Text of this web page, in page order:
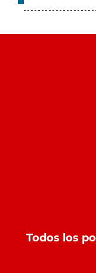
Todos los